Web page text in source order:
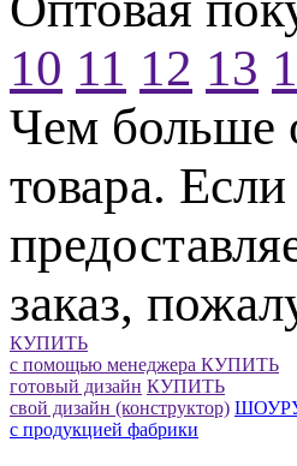
10 11 12 13
Чем больше
товара.
заказ,
КУПИТЬ
с помощью менеджера КУПИТЬ
готовый дизайн КУПИТЬ
свой дизайн (конструктор)
с продукцией фабрики